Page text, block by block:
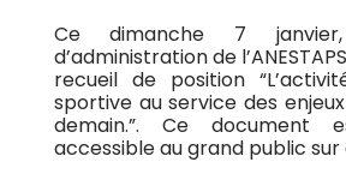
Ce dimanche 7
d’administration de
recueil de position
sportive au service des
demain.”. Ce document
accessible au grand public sur